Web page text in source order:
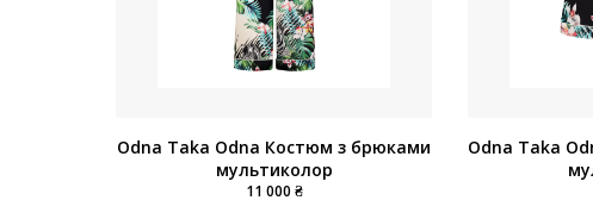
Odna Taka Odna Костюм з брюками
мультиколор
11 000 ₴
Odna Taka